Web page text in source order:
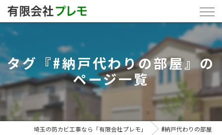
タグ『#納戸代わりの部屋』の
ページ一覧
埼玉の防カビ工事なら「有限会社プレモ」 #納戸代わりの部屋